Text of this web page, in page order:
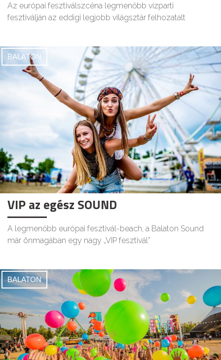
Az európai fesztiválszcéna legmenőbb vízparti
fesztiválján az eddigi legjobb világsztár felhozatalt
BALATON
VIP az egész SOUND
A legmenőbb európai fesztivál-beach, a Balaton Sound
már önmagában egy nagy „VIP fesztivál”
BALATON